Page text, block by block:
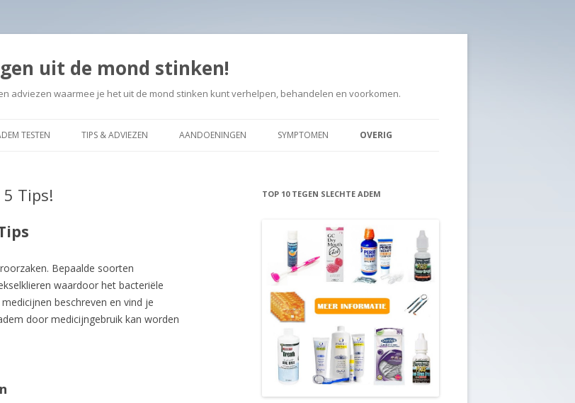
uit de mond stinken!
adviezen waarmee je het uit de mond stinken kunt verhelpen, behandelen en voorkomen.
naar
TESTEN TIPS & ADVIEZEN AANDOENINGEN
ONTSTOKEN TANDVLEES
VIEZE SMAAK IN DE MOND
SYMPTOMEN OVERIG
ACTIEF ZUURSTOF
ZWANGERSCHAP
MEDICIJNEN
KNOFLOOK
AMANDELSTENEN VERWIJDEREN
ALCOHOL ADEM
Tips!
Bepaalde soorten
waardoor het bacteriële
beschreven en vind je
door medicijngebruik kan worden
TOP 10 TEGEN SLECHTE ADEM